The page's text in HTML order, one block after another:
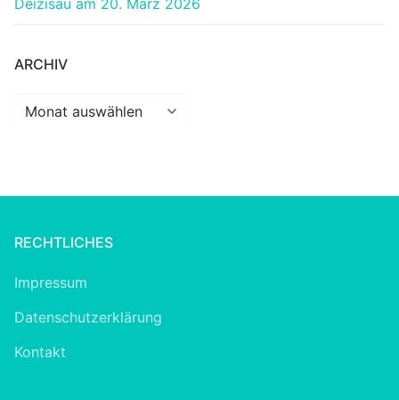
Deizisau am 20. März 2026
ARCHIV
Archiv
RECHTLICHES
Impressum
Datenschutzerklärung
Kontakt